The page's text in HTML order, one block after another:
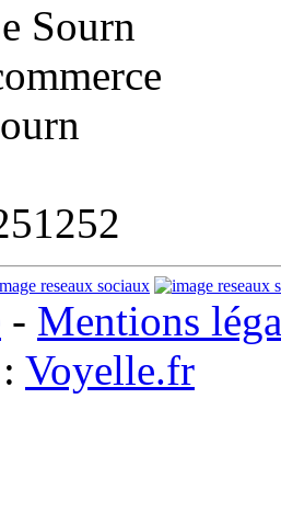
Sourn
- Mentions
Voyelle.fr